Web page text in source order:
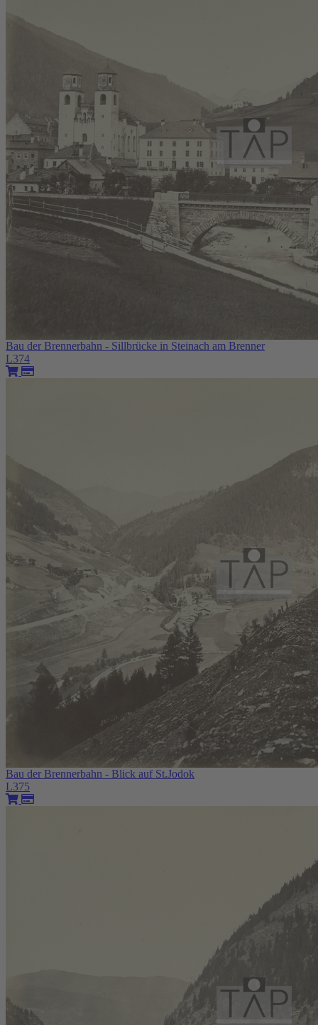
Bau der Brennerbahn - Sillbrücke in Steinach am Brenner
L374
Bau der Brennerbahn - Blick auf St.Jodok
L375